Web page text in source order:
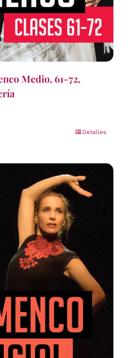
Medio, 61-72,
Detalles